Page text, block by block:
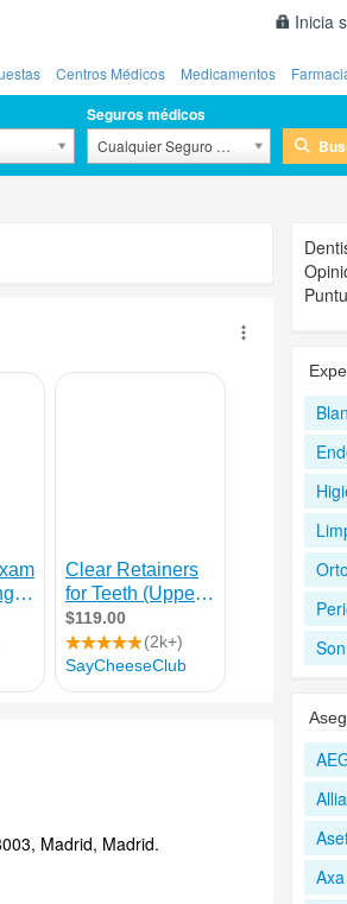
Inicia
Centros Médicos Medicamentos
Seguros médicos
Cualquier Seguro Médico
Madrid, Madrid.